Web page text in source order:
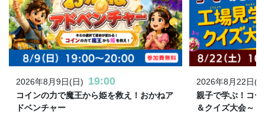
2026年8月9日(日) 19:00
コインの力で魔王から姫を救え！おかねア
ドベンチャー
2026年8月22日(
親子で学ぶ！コ
＆クイズ大会～